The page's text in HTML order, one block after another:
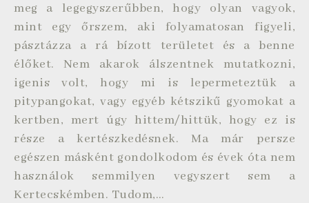
meg a legegyszerűbben, hogy olyan vagyok,
mint egy őrszem, aki folyamatosan figyeli,
pásztázza a rá bízott területet és a benne
élőket. Nem akarok álszentnek mutatkozni,
igenis volt, hogy mi is lepermeteztük a
pitypangokat, vagy egyéb kétszikű gyomokat a
kertben, mert úgy hittem/hittük, hogy ez is
része a kertészkedésnek. Ma már persze
egészen másként gondolkodom és évek óta nem
használok semmilyen vegyszert sem a
Kertecskémben. Tudom,…